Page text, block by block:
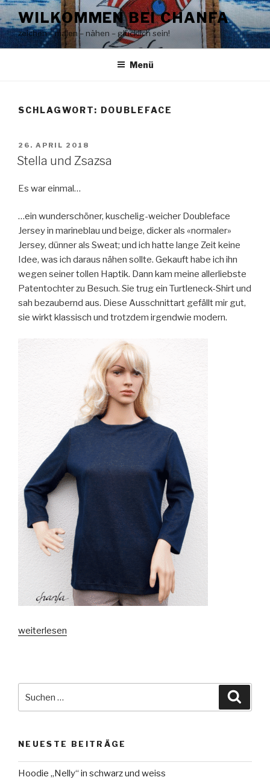
Zum
Inhalt
springen
WILKOMMEN BEI CHANFA
zeichen – malen – nähen – glücklich sein!
Menü
SCHLAGWORT: DOUBLEFACE
VERÖFFENTLICHT
AM
26. APRIL 2018
Stella und Zsazsa
Es war einmal…
…ein wunderschöner, kuschelig-weicher Doubleface
Jersey in marineblau und beige, dicker als «normaler»
Jersey, dünner als Sweat; und ich hatte lange Zeit keine
Idee, was ich daraus nähen sollte. Gekauft habe ich ihn
wegen seiner tollen Haptik. Dann kam meine allerliebste
Patentochter zu Besuch. Sie trug ein Turtleneck-Shirt und
sah bezaubernd aus. Diese Ausschnittart gefällt mir gut,
sie wirkt klassisch und trotzdem irgendwie modern.
„Stella
weiterlesen
nach:
NEUESTE BEITRÄGE
Hoodie „Nelly“ in schwarz und weiss